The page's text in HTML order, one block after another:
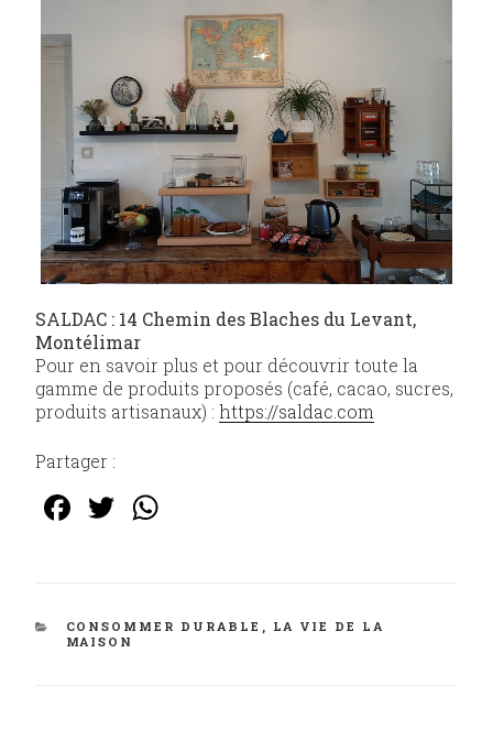
SALDAC : 14 Chemin des Blaches du Levant,
Montélimar
Pour en savoir plus et pour découvrir toute la
gamme de produits proposés (café, cacao, sucres,
produits artisanaux) : https://saldac.com
Partager :
F
e
b
T
te
r
s
CATÉGORIES
CONSOMMER DURABLE , LA VIE DE LA
MAISON